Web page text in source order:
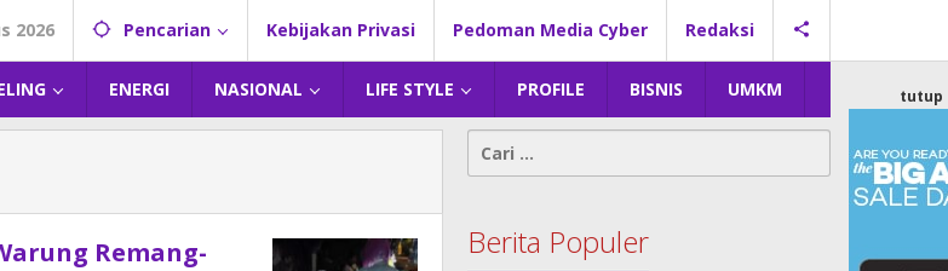
2026 Pencarian Kebijakan Privasi Pedoman Media Cyber Redaksi
ENERGI NASIONAL LIFE STYLE PROFILE BISNIS UMKM tutup
Remang-
Cari
untuk:
Berita Populer